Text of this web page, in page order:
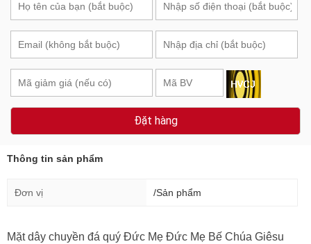
Đặt hàng
Thông tin sản phẩm
Đơn vị /Sản phẩm
Mặt dây chuyền đá quý Đức Mẹ Đức Mẹ Bế Chúa Giêsu